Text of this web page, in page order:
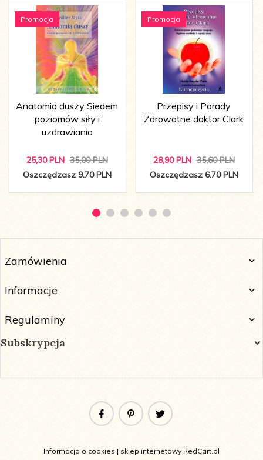
Promocja
Anatomia duszy Siedem
poziomów siły i
uzdrawiania
25,30 PLN 35,00 PLN
Oszczędzasz 9.70 PLN
Promocja
Przepisy i Porady
Zdrowotne doktor Clark
28,90 PLN 35,60 PLN
Oszczędzasz 6.70 PLN
Zamówienia
Informacje
Regulaminy
Subskrypcja
Informacja o cookies | sklep internetowy RedCart.pl